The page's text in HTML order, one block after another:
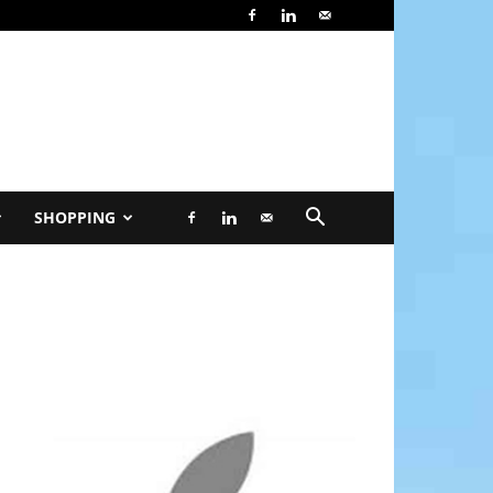
SHOPPING